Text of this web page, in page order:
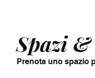
Spazi
Prenota uno spazio